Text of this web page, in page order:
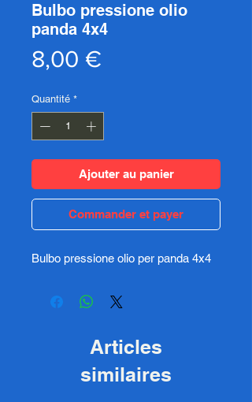
Bulbo pressione olio
panda 4x4
8,00 €
Quantité *
Ajouter au panier
Commander et payer
Bulbo pressione olio per panda 4x4
Articles
similaires